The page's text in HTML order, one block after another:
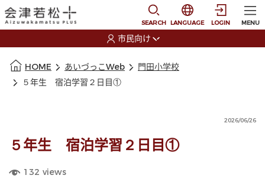
SEARCH
選択すると言語の切
LANGUAGE LOGIN MENU
市民向け
HOME あいづっこWeb
門田小学校
５年生 宿泊学習２日目①
2026/06/26
５年生 宿泊学習２日目①
132 views